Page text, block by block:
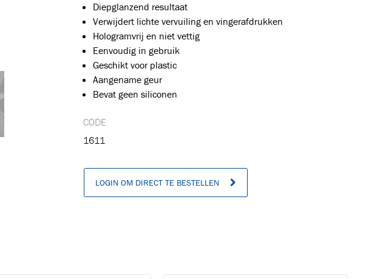
Diepglanzend resultaat
Verwijdert lichte vervuiling en vingerafdrukken
Hologramvrij en niet vettig
Eenvoudig in gebruik
Geschikt voor plastic
Aangename geur
Bevat geen siliconen
CODE
1611
LOGIN OM DIRECT TE BESTELLEN
Ga naar winkelwagen